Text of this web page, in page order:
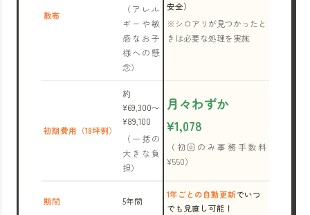
散布
（アレル
ギーや敏
感なお子
様への懸
念）
安全）
※シロアリが見つかったと
きは必要な処理を実施
初期費用（18坪例）
約
¥69,300〜
¥89,100
（一括の
大きな負
担）
月々わずか
¥1,078
（初回のみ事務手数料
¥550）
期間 5年間
1年ごとの自動更新でいつ
でも見直し可能！